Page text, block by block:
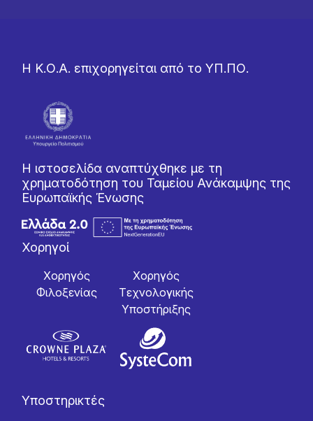
Η Κ.Ο.Α. επιχορηγείται από το ΥΠ.ΠΟ.
Η ιστοσελίδα αναπτύχθηκε με τη
χρηματοδότηση του Ταμείου Ανάκαμψης της
Ευρωπαϊκής Ένωσης
Χορηγοί
Χορηγός
Φιλοξενίας
Χορηγός
Tεχνολογικής
Yποστήριξης
Υποστηρικτές